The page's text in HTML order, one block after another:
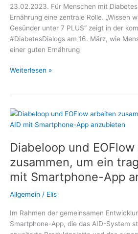
23.02.2023. Für Menschen mit
Ernährung eine zentrale Rolle. „Wissen
Gesünder unter 7 PLUS“ zeigt in der
#DiabetesDialogs am 16. März, wie
einer guten Ernährung
Mit
Leben
führen
Thema
#DiabetesDialog:
Welche
spielt
die
Ernährung?
Weiterlesen »
Diabeloop und
zusammen, um ein
mit Smartphone-App
Allgemein / Elis
Im Rahmen der gemeinsamen
Smartphone-App, die das AID-System